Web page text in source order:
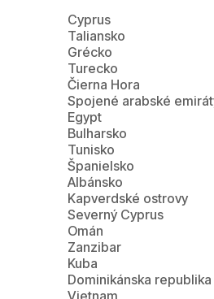
Cyprus
Taliansko
Grécko
Turecko
Čierna Hora
Spojené arabské
Egypt
Bulharsko
Tunisko
Španielsko
Albánsko
Kapverdské ostrovy
Severný Cyprus
Omán
Zanzibar
Kuba
Dominikánska republika